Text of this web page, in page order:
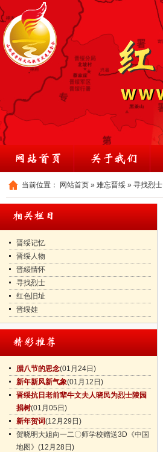
当前位置： 网站首页 » 难忘晋绥 » 寻找烈士
晋绥记忆
晋绥人物
晋綏情怀
寻找烈士
红色旧址
晋绥娃
腊八节的思念(01月24日)
新年新风新气象(01月12日)
晋绥抗日老前辈牛文夫人晓民为烈士陵园
捐树(01月05日)
新年贺词(12月29日)
贺晓明大姐向一二〇师学校赠送3D《中国
地图》 (12月28日)